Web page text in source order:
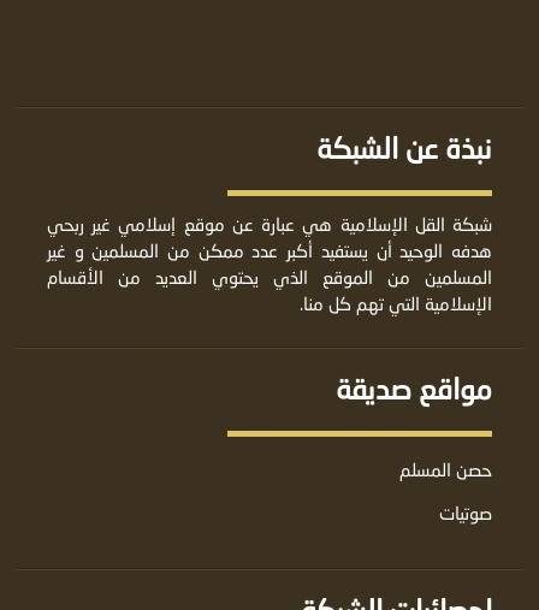
نبذة عن الشبكة
شبكة القل الإسلامية هي عبارة عن موقع إسلامي غير ربحي
هدفه الوحيد أن يستفيد أكبر عدد ممكن من المسلمين و غير
المسلمين من الموقع الذي يحتوي العديد من الأقسام
الإسلامية التي تهم كل منا.
مواقع صديقة
حصن المسلم
صوتيات